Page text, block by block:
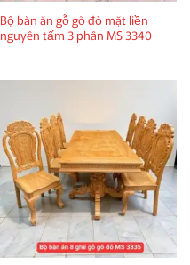
Bộ bàn ăn gỗ gõ đỏ mặt liền
nguyên tấm 3 phân MS 3340